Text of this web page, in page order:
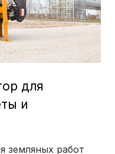
для
и
земляных работ